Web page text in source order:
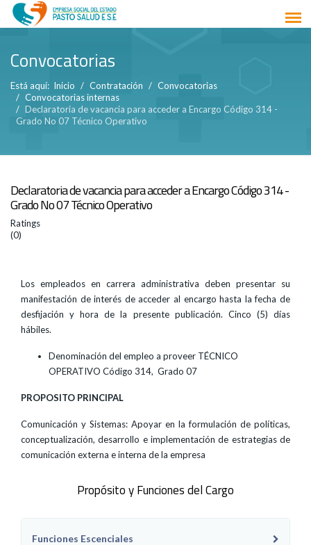
Convocatorias
Está aquí: Inicio Contratación
Convocatorias
Convocatorias internas
Declaratoria de vacancia para acceder a Encargo Código 314 -
Grado No 07 Técnico Operativo
Declaratoria de vacancia para acceder a Encargo Código 314 -
Grado No 07 Técnico Operativo
Ratings
(0)
Los empleados en carrera administrativa deben presentar su
manifestación de interés de acceder al encargo hasta la fecha de
desfijación y hora de la presente publicación. Cinco (5) días
hábiles.
Denominación del empleo a proveer TÉCNICO
OPERATIVO Código 314, Grado 07
PROPOSITO PRINCIPAL
Comunicación y Sistemas: Apoyar en la formulación de políticas,
conceptualización, desarrollo e implementación de estrategias de
comunicación externa e interna de la empresa
Propósito y Funciones del Cargo
Funciones Escenciales